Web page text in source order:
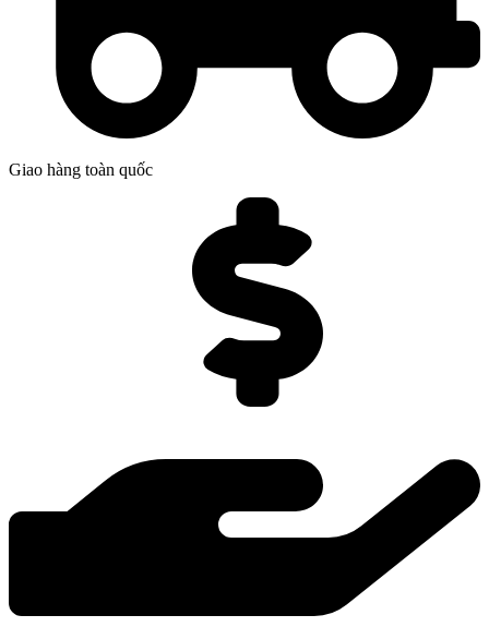
Giao hàng toàn quốc